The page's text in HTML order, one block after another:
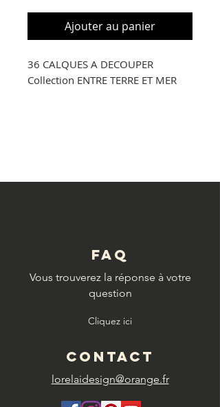
Ajouter au panier
36 CALQUES A DECOUPER
Collection ENTRE TERRE ET MER
FAQ
Vous trouverez la réponse à votre
question
Cliquez ici
CONTACT
lorelaidesign@orange.fr